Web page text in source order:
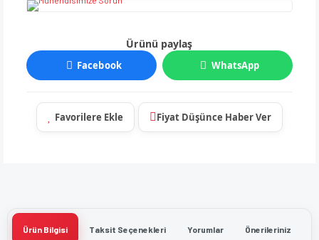
Ürünü paylaş
Facebook WhatsApp
Fiyat Düşünce Haber Ver
Ürün Bilgisi Taksit Seçenekleri Yorumlar Önerileriniz